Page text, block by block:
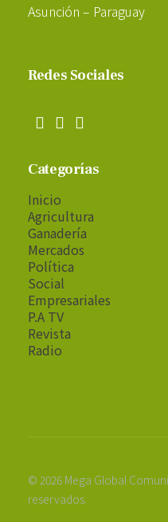
Asunción – Paraguay
Redes Sociales
Categorías
Inicio
Agricultura
Ganadería
Mercados
Política
Social
Empresariales
P.A TV
Revista
Radio
© 2026 Mega Global
reservados.